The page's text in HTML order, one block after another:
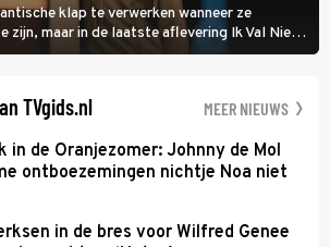
klap te verwerken wanneer ze
zijn, maar in de laatste aflevering Ik Val Niet,
ze niet van plan is op te geven, zelfs als ze
TVgids.nl MEER NIEUWS
in de Oranjezomer: Johnny de Mol
ontboezemingen nichtje Noa niet
in de bres voor Wilfred Genee